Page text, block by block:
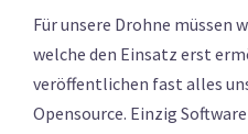
Für unsere Drohne müssen
welche den Einsatz erst
veröffentlichen fast alles
Opensource. Einzig